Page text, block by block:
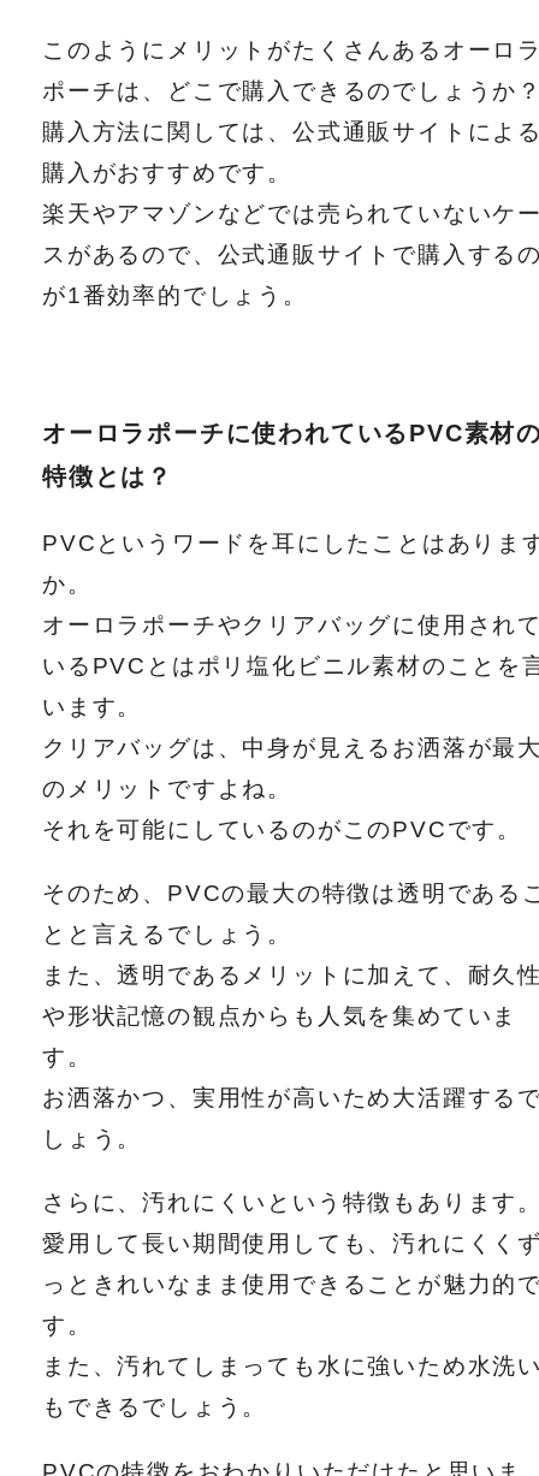
このようにメリットがたくさんあるオーロ
ポーチは、どこで購入できるのでしょうか
購入方法に関しては、公式通販サイトによ
購入がおすすめです。
楽天やアマゾンなどでは売られていないケ
スがあるので、公式通販サイトで購入する
が1番効率的でしょう。
オーロラポーチに使われているPVC素材
特徴とは？
PVCというワードを耳にしたことはありま
か。
オーロラポーチやクリアバッグに使用され
いるPVCとはポリ塩化ビニル素材のことを
います。
クリアバッグは、中身が見えるお洒落が最
のメリットですよね。
それを可能にしているのがこのPVCです。
そのため、PVCの最大の特徴は透明である
とと言えるでしょう。
また、透明であるメリットに加えて、耐久
や形状記憶の観点からも人気を集めていま
す。
お洒落かつ、実用性が高いため大活躍する
しょう。
さらに、汚れにくいという特徴もあります
愛用して長い期間使用しても、汚れにくく
っときれいなまま使用できることが魅力的
す。
また、汚れてしまっても水に強いため水洗
もできるでしょう。